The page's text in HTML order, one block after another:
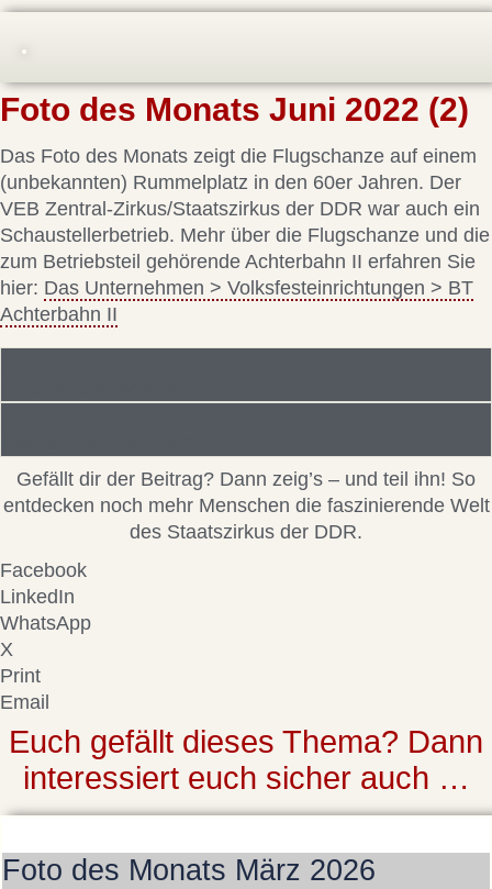
Foto des Monats Juni 2022 (2)
Das Foto des Monats zeigt die Flugschanze auf einem
(unbekannten) Rummelplatz in den 60er Jahren. Der
VEB Zentral-Zirkus/Staatszirkus der DDR war auch ein
Schaustellerbetrieb. Mehr über die Flugschanze und die
zum Betriebsteil gehörende Achterbahn II erfahren Sie
hier: Das Unternehmen > Volksfesteinrichtungen > BT
Achterbahn II
Gefällt dir der Beitrag? Dann zeig’s – und teil ihn! So
entdecken noch mehr Menschen die faszinierende Welt
des Staatszirkus der DDR.
Facebook
LinkedIn
WhatsApp
X
Print
Email
Euch gefällt dieses Thema? Dann
interessiert euch sicher auch …
Foto des Monats März 2026